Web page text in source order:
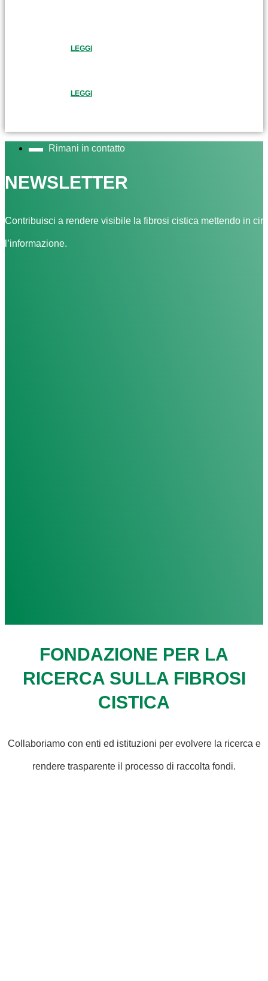
LEGGI
LEGGI
Rimani in contatto
NEWSLETTER
Contribuisci a rendere visibile la fibrosi cistica mettendo in
l’informazione.
FONDAZIONE PER LA
RICERCA SULLA FIBROSI
CISTICA
Collaboriamo con enti ed istituzioni per evolvere la ricerca e
rendere trasparente il processo di raccolta fondi.